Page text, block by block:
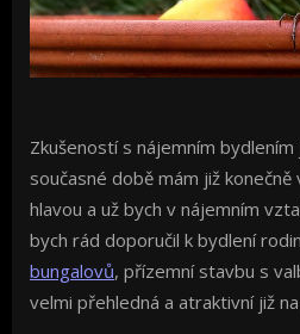
Zkušeností s nájemním
současné době mám již
hlavou a už bych v nájemním
bych rád doporučil k bydlení
bungalovů, přízemní stavbu s
velmi přehledná a atraktivní již